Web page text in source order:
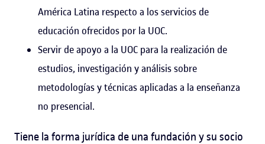
América Latina respecto a los servicios de
educación ofrecidos por la UOC.
Servir de apoyo a la UOC para la realización de
estudios, investigación y análisis sobre
metodologías y técnicas aplicadas a la enseñanza
no presencial.
Tiene la forma jurídica de una fundación y su socio